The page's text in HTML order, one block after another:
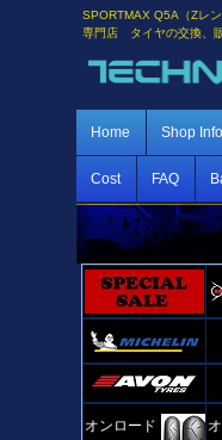
SPORTMAX Q5A（Zレ
専門店 タイヤの交換、
Home Shop Info
Cost FAQ
オンロード